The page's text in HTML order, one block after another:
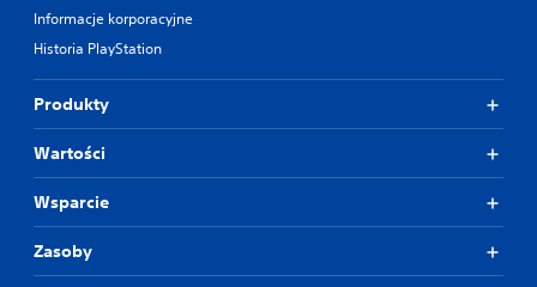
Informacje korporacyjne
Historia PlayStation
Produkty
Wartości
Wsparcie
Zasoby